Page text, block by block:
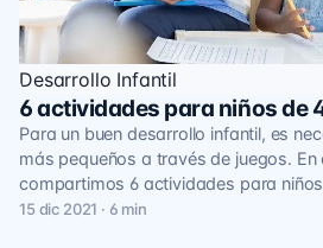
Desarrollo Infantil
6 actividades para niños de
Para un buen desarrollo infantil, es
más pequeños a través de juegos. En
compartimos 6 actividades para
15 dic 2021 · 6 min